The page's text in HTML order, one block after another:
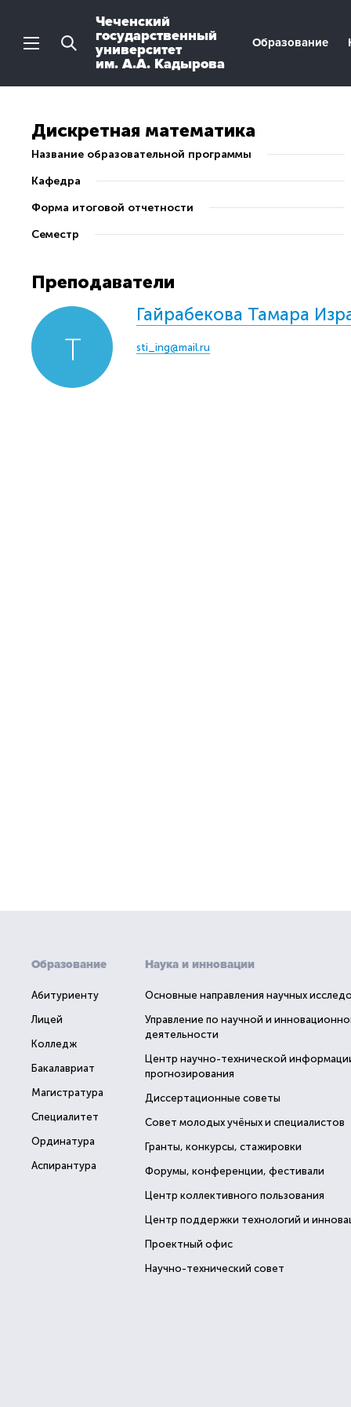
Чеченский
государственный
университет
им. А.А. Кадырова
Образование
Дискретная математика
Название образовательной программы
Кафедра
Форма итоговой отчетности
Семестр
Преподаватели
Гайрабекова Тамара
sti_ing@mail.ru
Образование
Абитуриенту
Лицей
Колледж
Бакалавриат
Магистратура
Специалитет
Ординатура
Аспирантура
Наука и инновации
Основные направления научных
Управление по научной и
деятельности
Центр научно-технической
прогнозирования
Диссертационные советы
Совет молодых учёных и специалистов
Гранты, конкурсы, стажировки
Форумы, конференции, фестивали
Центр коллективного пользования
Центр поддержки технологий и
Проектный офис
Научно-технический совет